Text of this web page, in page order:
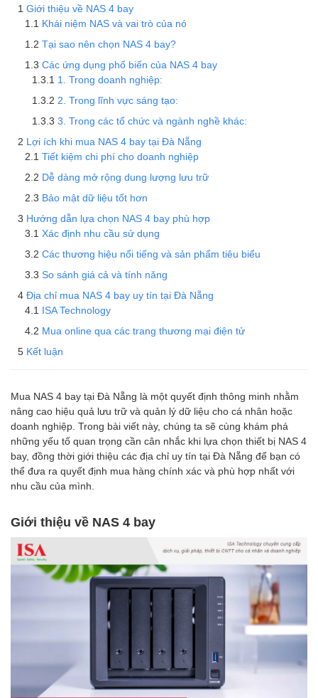
Giới thiệu về NAS 4 bay
Khái niệm NAS và vai trò của nó
Tại sao nên chọn NAS 4 bay?
Các ứng dụng phổ biến của NAS 4 bay
1. Trong doanh nghiệp:
2. Trong lĩnh vực sáng tạo:
3. Trong các tổ chức và ngành nghề khác:
Lợi ích khi mua NAS 4 bay tại Đà Nẵng
Tiết kiệm chi phí cho doanh nghiệp
Dễ dàng mở rộng dung lượng lưu trữ
Bảo mật dữ liệu tốt hơn
Hướng dẫn lựa chọn NAS 4 bay phù hợp
Xác định nhu cầu sử dụng
Các thương hiệu nổi tiếng và sản phẩm tiêu biểu
So sánh giá cả và tính năng
Địa chỉ mua NAS 4 bay uy tín tại Đà Nẵng
ISA Technology
Mua online qua các trang thương mại điện tử
Kết luận
Mua NAS 4 bay tại Đà Nẵng là một quyết định thông minh nhằm
nâng cao hiệu quả lưu trữ và quản lý dữ liệu cho cá nhân hoặc
doanh nghiệp. Trong bài viết này, chúng ta sẽ cùng khám phá
những yếu tố quan trọng cần cân nhắc khi lựa chọn thiết bị NAS 4
bay, đồng thời giới thiệu các địa chỉ uy tín tại Đà Nẵng để bạn có
thể đưa ra quyết định mua hàng chính xác và phù hợp nhất với
nhu cầu của mình.
Giới thiệu về NAS 4 bay